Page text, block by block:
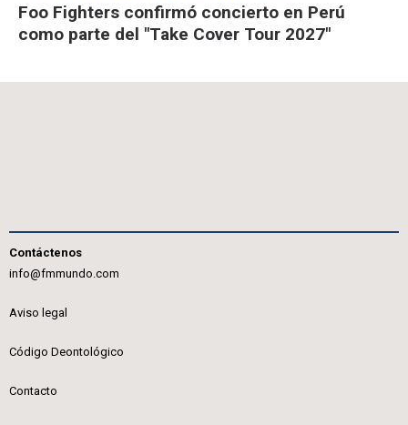
Foo Fighters confirmó concierto en Perú
como parte del "Take Cover Tour 2027"
Contáctenos
info@fmmundo.com
Aviso legal
Código Deontológico
Contacto